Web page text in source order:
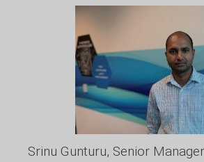
Srinu Gunturu, Senior